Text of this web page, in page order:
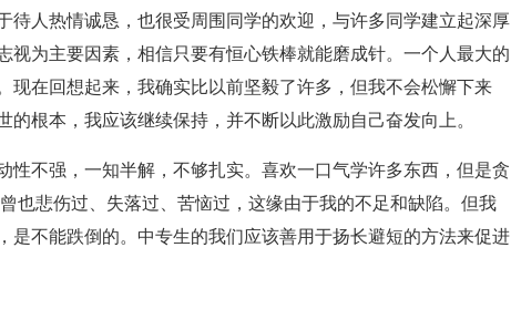
待人热情诚恳，也很受周围同学的欢迎，与许多同学建立起深厚
视为主要因素，相信只要有恒心铁棒就能磨成针。一个人最大的
现在回想起来，我确实比以前坚毅了许多，但我不会松懈下来
根本，我应该继续保持，并不断以此激励自己奋发向上。
性不强，一知半解，不够扎实。喜欢一口气学许多东西，但是贪
曾也悲伤过、失落过、苦恼过，这缘由于我的不足和缺陷。但我
是不能跌倒的。中专生的我们应该善用于扬长避短的方法来促进